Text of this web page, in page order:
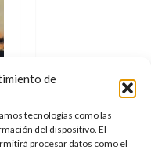
de
tecnologías como las
del dispositivo. El
procesar datos como el